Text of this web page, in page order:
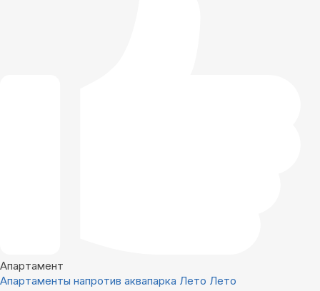
Апартамент
Апартаменты напротив аквапарка Лето Лето